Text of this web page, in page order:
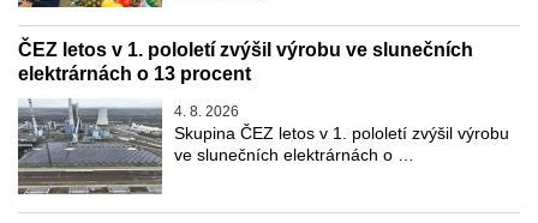
ČEZ letos v 1. pololetí zvýšil výrobu ve slunečních
elektrárnách o 13 procent
4. 8. 2026
Skupina ČEZ letos v 1. pololetí zvýšil výrobu
ve slunečních elektrárnách o …